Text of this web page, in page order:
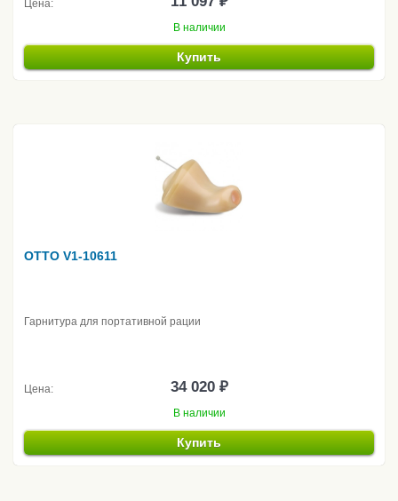
Цена:
В наличии
Купить
OTTO V1-10611
Гарнитура для портативной рации
Цена: 34 020 ₽
В наличии
Купить